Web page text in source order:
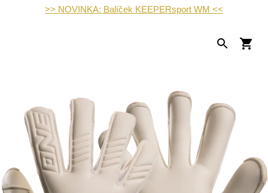
>> NOVINKA: Balíček KEEPERsport WM <<